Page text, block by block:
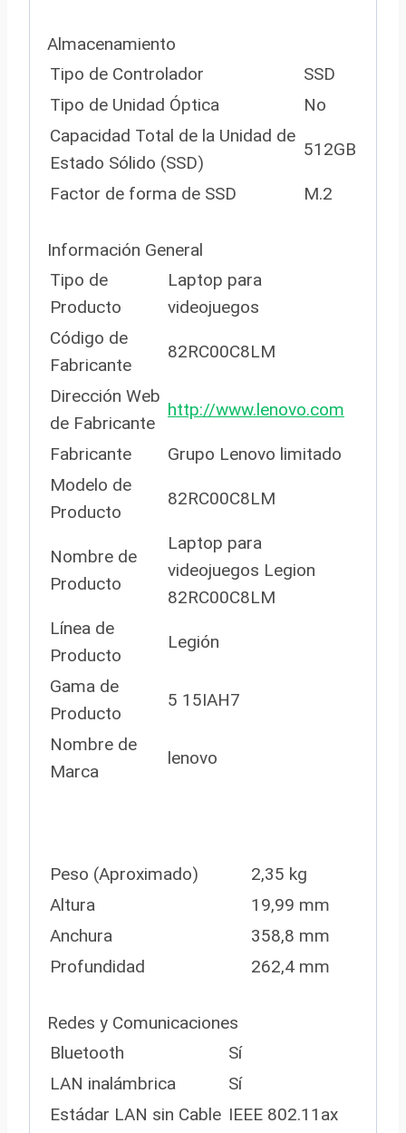
Almacenamiento
Tipo de Controlador
SSD
Tipo de Unidad Óptica
No
Capacidad Total de la Unidad de
Estado Sólido (SSD)
512GB
Factor de forma de SSD M.2
Información General
Tipo de
Producto
Laptop para
videojuegos
Código de
Fabricante
82RC00C8LM
Dirección Web
de Fabricante
http://www.lenovo.com
Fabricante
Grupo Lenovo limitado
Modelo de
Producto
82RC00C8LM
Nombre de
Producto
Laptop para
videojuegos Legion
82RC00C8LM
Línea de
Producto
Legión
Gama de
Producto
5 15IAH7
Nombre de
Marca
lenovo
Peso (Aproximado)
2,35 kg
Altura
19,99 mm
Anchura
358,8 mm
Profundidad
262,4 mm
Redes y Comunicaciones
Bluetooth
Sí
LAN inalámbrica
Sí
Estádar LAN sin Cable IEEE 802.11ax